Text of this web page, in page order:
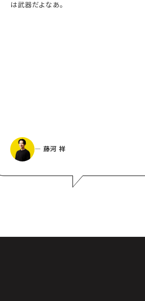
は武器だよなあ。
― 藤河 祥